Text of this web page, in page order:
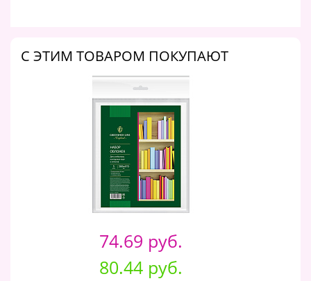
C ЭТИМ ТОВАРОМ ПОКУПАЮТ
74.69 руб.
80.44 руб.